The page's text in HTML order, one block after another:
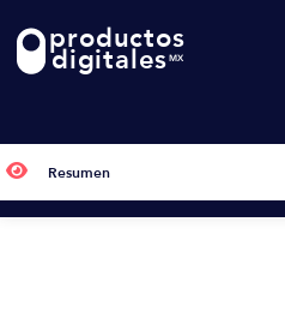
productos
digitalesMX
 Resumen